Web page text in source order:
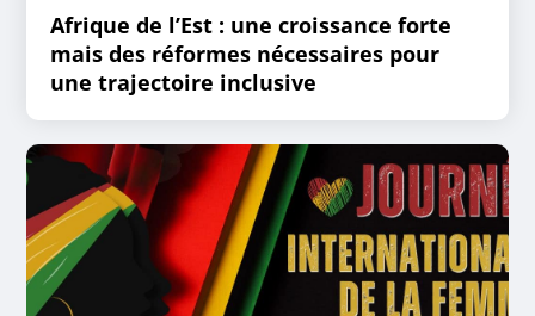
Afrique de l’Est : une croissance forte
mais des réformes nécessaires pour
une trajectoire inclusive